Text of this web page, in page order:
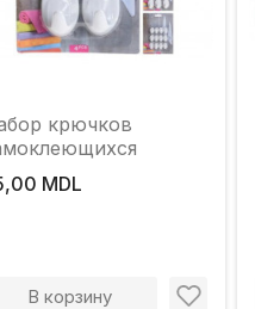
крючков
MDL
В корзину